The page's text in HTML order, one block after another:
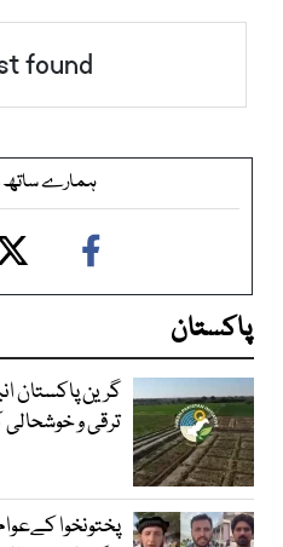
found
ہمارے
پاکستان
گرین پاکستان
ترقی و
پختونخوا